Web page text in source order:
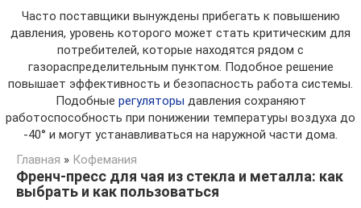
Часто поставщики вынуждены прибегать к повышению
давления, уровень которого может стать критическим для
потребителей, которые находятся рядом с
газораспределительным пунктом. Подобное решение
повышает эффективность и безопасность работа системы.
Подобные регуляторы давления сохраняют
работоспособность при понижении температуры воздуха до
-40° и могут устанавливаться на наружной части дома.
Главная » Кофемания
Френч-пресс для чая из стекла и металла: как
выбрать и как пользоваться